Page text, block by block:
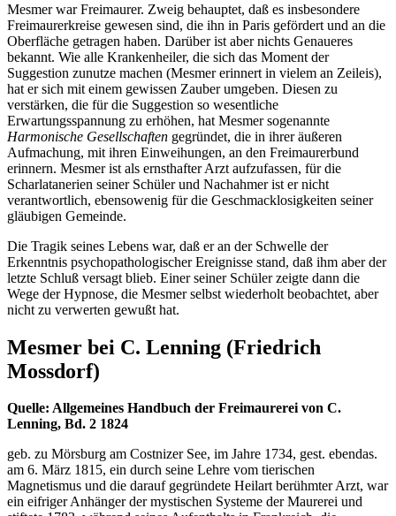
Mesmer war Freimaurer. Zweig behauptet, daß es insbesondere
Freimaurerkreise gewesen sind, die ihn in Paris gefördert und an die
Oberfläche getragen haben. Darüber ist aber nichts Genaueres
bekannt. Wie alle Krankenheiler, die sich das Moment der
Suggestion zunutze machen (Mesmer erinnert in vielem an Zeileis),
hat er sich mit einem gewissen Zauber umgeben. Diesen zu
verstärken, die für die Suggestion so wesentliche
Erwartungsspannung zu erhöhen, hat Mesmer sogenannte
Harmonische Gesellschaften gegründet, die in ihrer äußeren
Aufmachung, mit ihren Einweihungen, an den Freimaurerbund
erinnern. Mesmer ist als ernsthafter Arzt aufzufassen, für die
Scharlatanerien seiner Schüler und Nachahmer ist er nicht
verantwortlich, ebensowenig für die Geschmacklosigkeiten seiner
gläubigen Gemeinde.
Die Tragik seines Lebens war, daß er an der Schwelle der
Erkenntnis psychopathologischer Ereignisse stand, daß ihm aber der
letzte Schluß versagt blieb. Einer seiner Schüler zeigte dann die
Wege der Hypnose, die Mesmer selbst wiederholt beobachtet, aber
nicht zu verwerten gewußt hat.
Mesmer bei C. Lenning (Friedrich
Mossdorf)
Quelle: Allgemeines Handbuch der Freimaurerei von C.
Lenning, Bd. 2 1824
geb. zu Mörsburg am Costnizer See, im Jahre 1734, gest. ebendas.
am 6. März 1815, ein durch seine Lehre vom tierischen
Magnetismus und die darauf gegründete Heilart berühmter Arzt, war
ein eifriger Anhänger der mystischen Systeme der Maurerei und